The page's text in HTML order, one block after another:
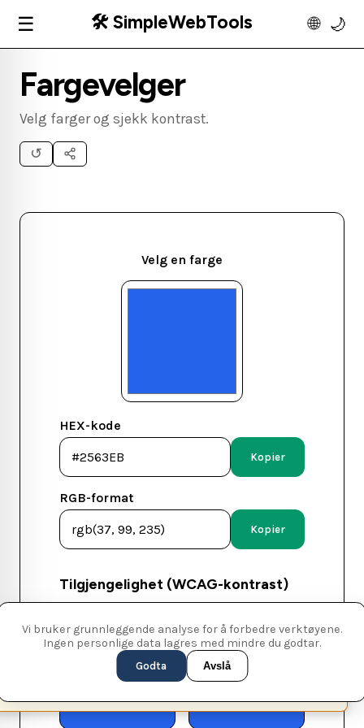
☰ 🛠️ SimpleWebTools 🌐 🌙
Vi bruker grunnleggende analyse for å forbedre verktøyene.
Ingen personlige data lagres med mindre du godtar.
Godta Avslå
Fargevelger
Velg farger og sjekk kontrast.
↺
Velg en farge
HEX-kode
Kopier
RGB-format
Kopier
Tilgjengelighet (WCAG-kontrast)
Hvit tekst
Forhold: 5.17:1
BESTÅTT
(AA)
Svart
tekst
Forhold: 4.06:1
TEKST (AA)